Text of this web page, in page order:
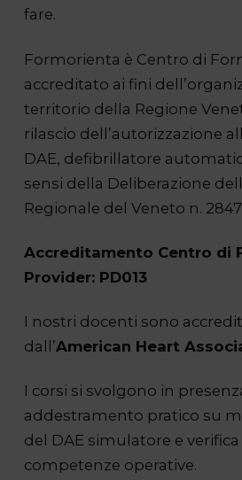
fare.
Formorienta è Centro di
accreditato ai fini
territorio della Regione
rilascio dell’autorizzazione
DAE, defibrillatore
sensi della Deliberazione
Regionale del Veneto n.
Accreditamento Centro di
Provider: PD013
I nostri docenti sono
dall’American Heart
I corsi si svolgono in
addestramento pratico su
del DAE simulatore e
competenze operative.